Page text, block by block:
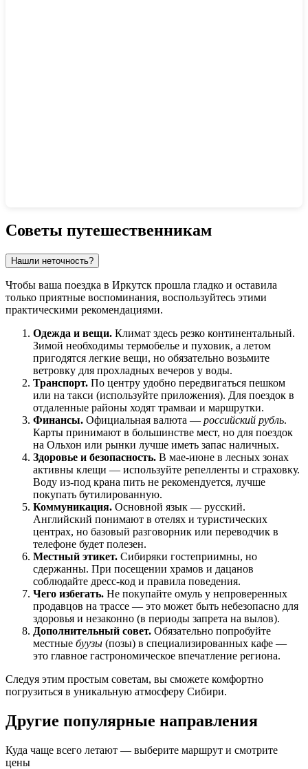
Советы путешественникам
Нашли неточность?
Чтобы ваша поездка в Иркутск прошла гладко и оставила
только приятные воспоминания, воспользуйтесь этими
практическими рекомендациями.
Одежда и вещи. Климат здесь резко континентальный.
Зимой необходимы термобелье и пуховик, а летом
пригодятся легкие вещи, но обязательно возьмите
ветровку для прохладных вечеров у воды.
Транспорт. По центру удобно передвигаться пешком
или на такси (используйте приложения). Для поездок в
отдаленные районы ходят трамваи и маршрутки.
Финансы. Официальная валюта — российский рубль.
Карты принимают в большинстве мест, но для поездок
на Ольхон или рынки лучше иметь запас наличных.
Здоровье и безопасность. В мае-июне в лесных зонах
активны клещи — используйте репелленты и страховку.
Воду из-под крана пить не рекомендуется, лучше
покупать бутилированную.
Коммуникация. Основной язык — русский.
Английский понимают в отелях и туристических
центрах, но базовый разговорник или переводчик в
телефоне будет полезен.
Местный этикет. Сибиряки гостеприимны, но
сдержанны. При посещении храмов и дацанов
соблюдайте дресс-код и правила поведения.
Чего избегать. Не покупайте омуль у непроверенных
продавцов на трассе — это может быть небезопасно для
здоровья и незаконно (в периоды запрета на вылов).
Дополнительный совет. Обязательно попробуйте
местные буузы (позы) в специализированных кафе —
это главное гастрономическое впечатление региона.
Следуя этим простым советам, вы сможете комфортно
погрузиться в уникальную атмосферу Сибири.
Другие популярные направления
Куда чаще всего летают — выберите маршрут и смотрите
цены